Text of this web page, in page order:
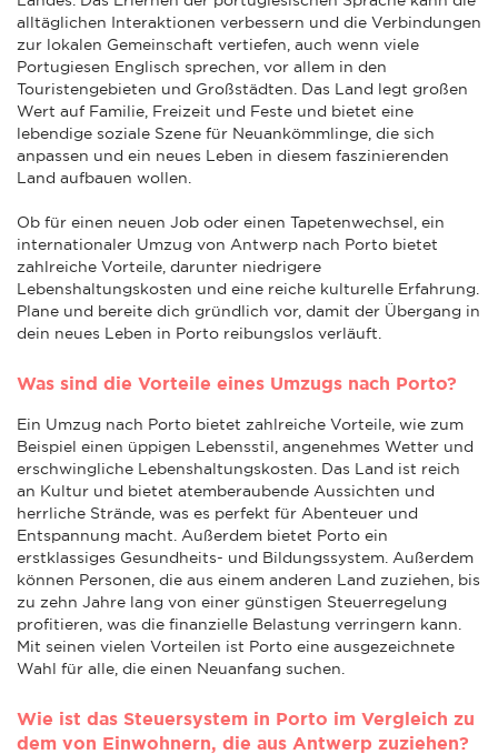
alltäglichen Interaktionen verbessern und die Verbindungen
zur lokalen Gemeinschaft vertiefen, auch wenn viele
Portugiesen Englisch sprechen, vor allem in den
Touristengebieten und Großstädten. Das Land legt großen
Wert auf Familie, Freizeit und Feste und bietet eine
lebendige soziale Szene für Neuankömmlinge, die sich
anpassen und ein neues Leben in diesem faszinierenden
Land aufbauen wollen.
Ob für einen neuen Job oder einen Tapetenwechsel, ein
internationaler Umzug von Antwerp nach Porto bietet
zahlreiche Vorteile, darunter niedrigere
Lebenshaltungskosten und eine reiche kulturelle Erfahrung.
Plane und bereite dich gründlich vor, damit der Übergang in
dein neues Leben in Porto reibungslos verläuft.
Was sind die Vorteile eines Umzugs nach Porto?
Ein Umzug nach Porto bietet zahlreiche Vorteile, wie zum
Beispiel einen üppigen Lebensstil, angenehmes Wetter und
erschwingliche Lebenshaltungskosten. Das Land ist reich
an Kultur und bietet atemberaubende Aussichten und
herrliche Strände, was es perfekt für Abenteuer und
Entspannung macht. Außerdem bietet Porto ein
erstklassiges Gesundheits- und Bildungssystem. Außerdem
können Personen, die aus einem anderen Land zuziehen, bis
zu zehn Jahre lang von einer günstigen Steuerregelung
profitieren, was die finanzielle Belastung verringern kann.
Mit seinen vielen Vorteilen ist Porto eine ausgezeichnete
Wahl für alle, die einen Neuanfang suchen.
Wie ist das Steuersystem in Porto im Vergleich zu
dem von Einwohnern, die aus Antwerp zuziehen?